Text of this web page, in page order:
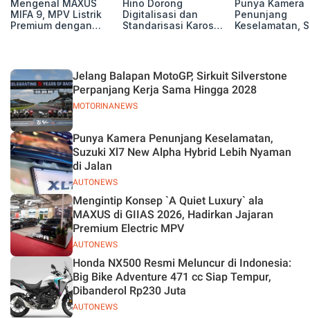
Mengenal MAXUS
MIFA 9, MPV Listrik
Premium dengan
Hino Dorong
Digitalisasi dan
Standarisasi Karoseri
Punya Kamera
Penunjang
Keselamatan,
MOTORINANEWS
Jelang Balapan MotoGP, Sirkuit Silverstone
Perpanjang Kerja Sama Hingga 2028
AUTONEWS
Punya Kamera Penunjang Keselamatan,
Suzuki Xl7 New Alpha Hybrid Lebih Nyaman
di Jalan
AUTONEWS
Mengintip Konsep `A Quiet Luxury` ala
MAXUS di GIIAS 2026, Hadirkan Jajaran
Premium Electric MPV
AUTONEWS
Honda NX500 Resmi Meluncur di Indonesia:
Big Bike Adventure 471 cc Siap Tempur,
Dibanderol Rp230 Juta